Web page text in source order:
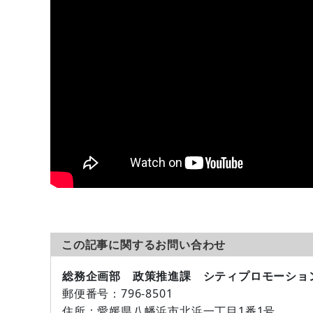
この記事に関するお問い合わせ
総務企画部 政策推進課 シティプロモーショ
郵便番号 ：796-8501